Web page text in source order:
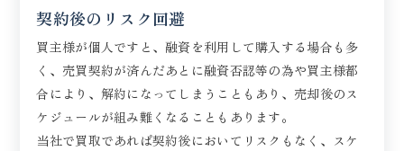
契約後のリスク回避
買主様が個人ですと、融資を利用して購入する場合も多
く、売買契約が済んだあとに融資否認等の為や買主様都
合により、解約になってしまうこともあり、売却後のス
ケジュールが組み難くなることもあります。
当社で買取であれば契約後においてリスクもなく、スケ